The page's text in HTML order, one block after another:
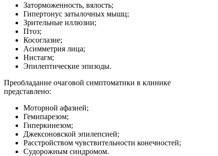
Заторможенность, вялость;
Гипертонус затылочных мышц;
Зрительные иллюзии;
Птоз;
Косоглазие;
Асимметрия лица;
Нистагм;
Эпилептические эпизоды.
Преобладание очаговой симптоматики в клинике
представлено:
Моторной афазией;
Гемипарезом;
Гиперкинезом;
Джексоновской эпилепсией;
Расстройством чувствительности конечностей;
Судорожным синдромом.